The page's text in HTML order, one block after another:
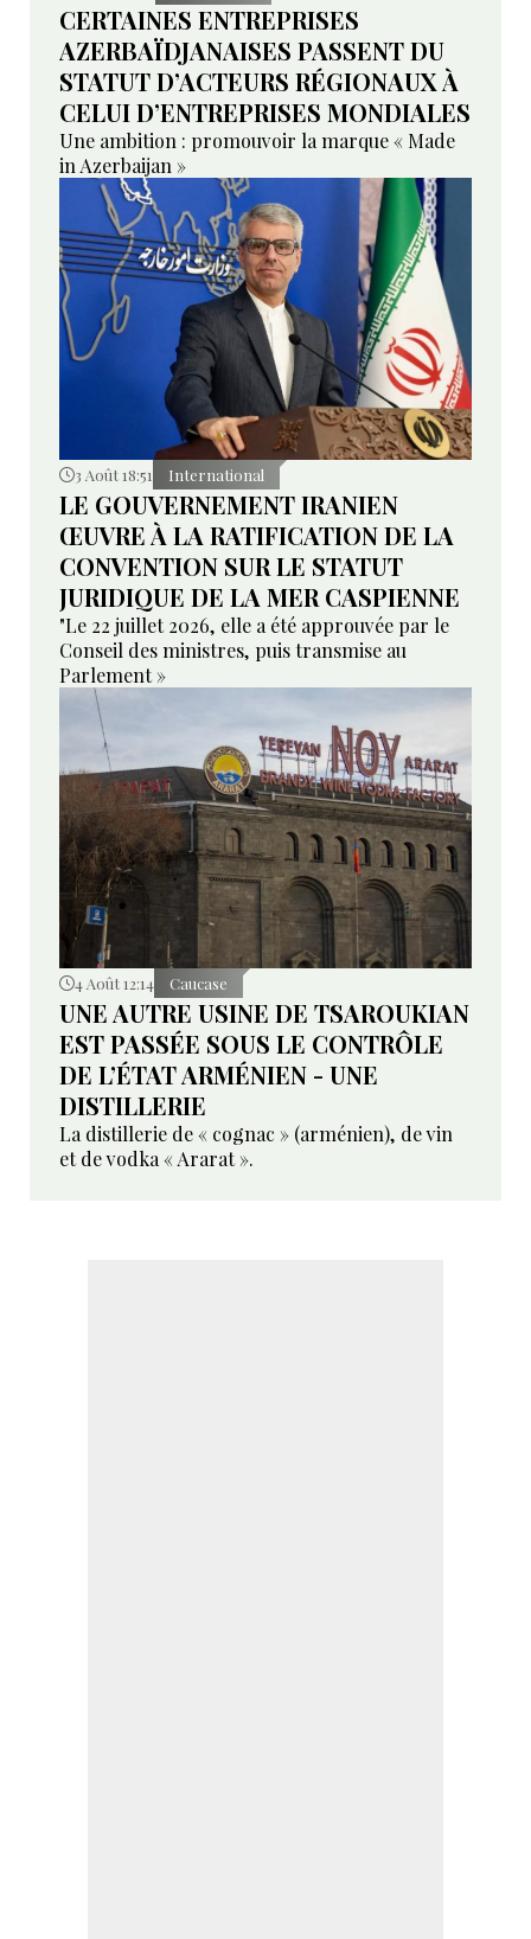
CERTAINES ENTREPRISES
AZERBAÏDJANAISES PASSENT DU
STATUT D’ACTEURS RÉGIONAUX À
CELUI D’ENTREPRISES MONDIALES
Une ambition : promouvoir la marque « Made
in Azerbaijan »
3 Août 18:51 International
LE GOUVERNEMENT IRANIEN
ŒUVRE À LA RATIFICATION DE LA
CONVENTION SUR LE STATUT
JURIDIQUE DE LA MER CASPIENNE
"Le 22 juillet 2026, elle a été approuvée par le
Conseil des ministres, puis transmise au
Parlement »
4 Août 12:14 Caucase
UNE AUTRE USINE DE TSAROUKIAN
EST PASSÉE SOUS LE CONTRÔLE
DE L’ÉTAT ARMÉNIEN - UNE
DISTILLERIE
La distillerie de « cognac » (arménien), de vin
et de vodka « Ararat ».